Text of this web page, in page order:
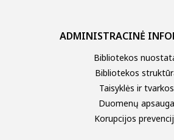
ADMINISTRACINĖ
Bibliotekos
Bibliotekos
Taisyklės ir tvarkos
Duomenų apsauga
Korupcijos